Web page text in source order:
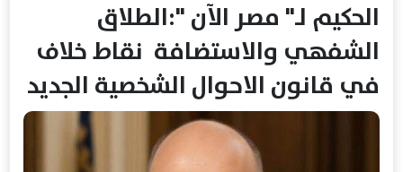
الحكيم لـ" مصر الآن ":الطلاق
الشفهي والاستضافة نقاط خلاف
في قانون الاحوال الشخصية الجديد